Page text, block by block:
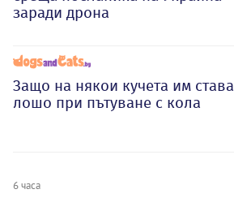
заради дрона
Защо на някои кучета им става
лошо при пътуване с кола
6 часа